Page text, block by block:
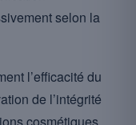
selon la
l’efficacité du
de l’intégrité
cosmétiques.